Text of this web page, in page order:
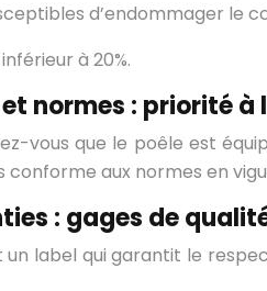
d’endommager le
à 20%.
normes : priorité à
vous que le poêle est
conforme aux normes en
: gages de
label qui garantit le